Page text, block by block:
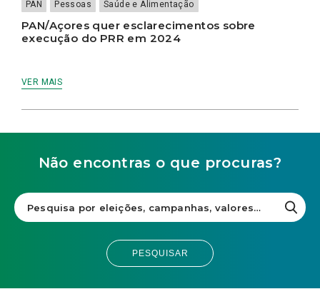
PAN Pessoas Saúde e Alimentação
PAN/Açores quer esclarecimentos sobre
execução do PRR em 2024
VER MAIS
Não encontras o que procuras?
PESQUISAR